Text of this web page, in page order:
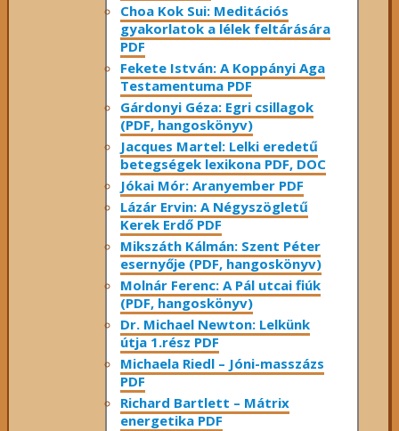
Choa Kok Sui: Meditációs
gyakorlatok a lélek feltárására
PDF
Fekete István: A Koppányi Aga
Testamentuma PDF
Gárdonyi Géza: Egri csillagok
(PDF, hangoskönyv)
Jacques Martel: Lelki eredetű
betegségek lexikona PDF, DOC
Jókai Mór: Aranyember PDF
Lázár Ervin: A Négyszögletű
Kerek Erdő PDF
Mikszáth Kálmán: Szent Péter
esernyője (PDF, hangoskönyv)
Molnár Ferenc: A Pál utcai fiúk
(PDF, hangoskönyv)
Dr. Michael Newton: Lelkünk
útja 1.rész PDF
Michaela Riedl – Jóni-masszázs
PDF
Richard Bartlett – Mátrix
energetika PDF